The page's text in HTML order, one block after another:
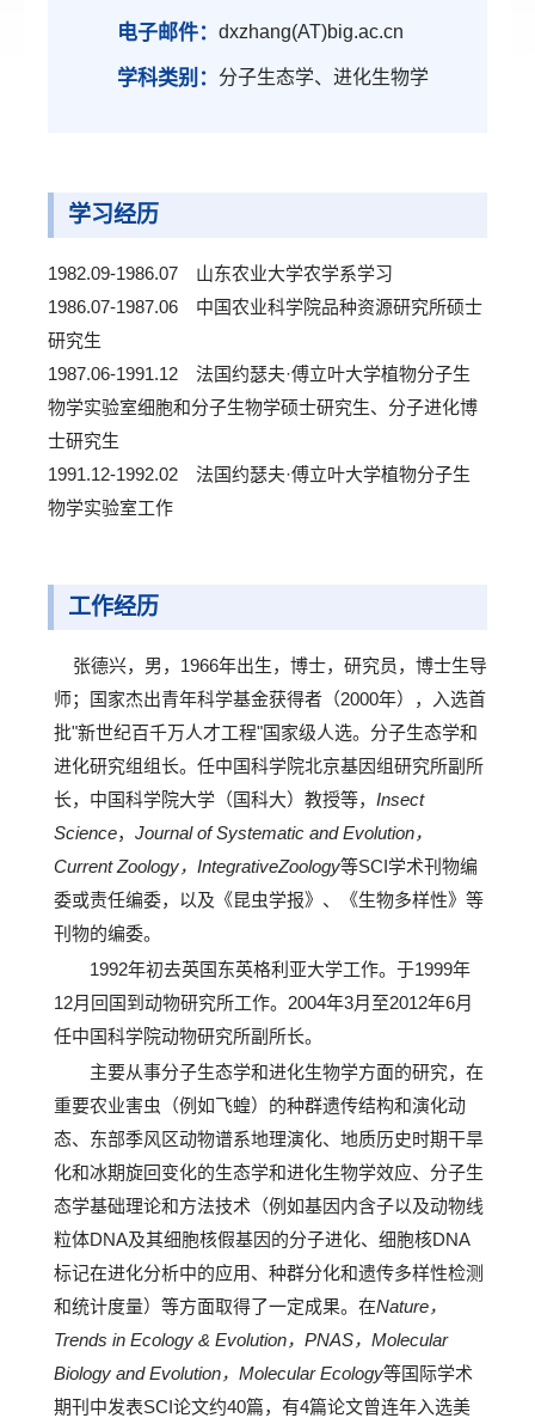
电子邮件： dxzhang(AT)big.ac.cn
学科类别： 分子生态学、进化生物学
学习经历
1982.09-1986.07 山东农业大学农学系学习
1986.07-1987.06 中国农业科学院品种资源研究所硕士
研究生
1987.06-1991.12 法国约瑟夫·傅立叶大学植物分子生
物学实验室细胞和分子生物学硕士研究生、分子进化博
士研究生
1991.12-1992.02 法国约瑟夫·傅立叶大学植物分子生
物学实验室工作
工作经历
张德兴，男，1966年出生，博士，研究员，博士生导
师；国家杰出青年科学基金获得者（2000年），入选首
批"新世纪百千万人才工程"国家级人选。分子生态学和
进化研究组组长。任中国科学院北京基因组研究所副所
长，中国科学院大学（国科大）教授等， Insect
Science， Journal of Systematic and Evolution，
Current Zoology，IntegrativeZoology等SCI学术刊物编
委或责任编委，以及《昆虫学报》、《生物多样性》等
刊物的编委。
1992年初去英国东英格利亚大学工作。于1999年
12月回国到动物研究所工作。2004年3月至2012年6月
任中国科学院动物研究所副所长。
主要从事分子生态学和进化生物学方面的研究，在
重要农业害虫（例如飞蝗）的种群遗传结构和演化动
态、东部季风区动物谱系地理演化、地质历史时期干旱
化和冰期旋回变化的生态学和进化生物学效应、分子生
态学基础理论和方法技术（例如基因内含子以及动物线
粒体DNA及其细胞核假基因的分子进化、细胞核DNA
标记在进化分析中的应用、种群分化和遗传多样性检测
和统计度量）等方面取得了一定成果。在Nature，
Trends in Ecology & Evolution，PNAS，Molecular
Biology and Evolution，Molecular Ecology等国际学术
期刊中发表SCI论文约40篇，有4篇论文曾连年入选美